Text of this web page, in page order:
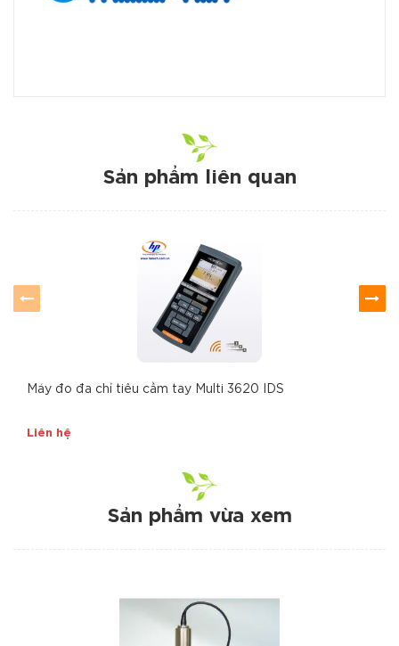
Sản phẩm liên quan
Máy đo đa chỉ tiêu cầm tay Multi 3620 IDS
Liên hệ
Sản phẩm vừa xem